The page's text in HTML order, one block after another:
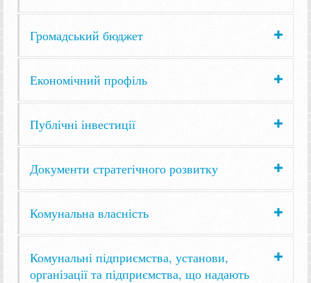
Громадський бюджет
Економічний профіль
Публічні інвестиції
Документи стратегічного розвитку
Комунальна власність
Комунальні підприємства, установи,
організації та підприємства, що надають